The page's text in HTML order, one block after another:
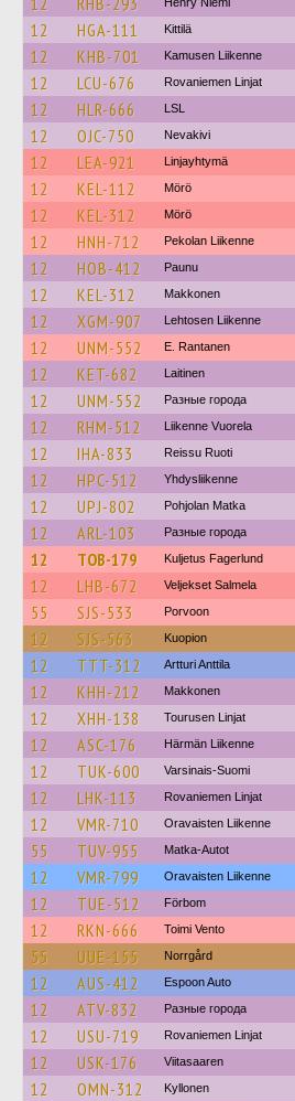
12 HGA-111 Kittilä
12 KHB-701 Kamusen Liikenne
12 LCU-676 Rovaniemen Linjat
12 HLR-666 LSL
12 OJC-750 Nevakivi
12 LEA-921 Linjayhtymä
12 KEL-112 Mörö
12 KEL-312 Mörö
12 HNH-712 Pekolan Liikenne
12 HOB-412 Paunu
12 KEL-312 Makkonen
12 XGM-907 Lehtosen Liikenne
12 UNM-552 E. Rantanen
12 KET-682 Laitinen
12 UNM-552 Разные города
12 RHM-512 Liikenne Vuorela
12 IHA-833 Reissu Ruoti
12 HPC-512 Yhdysliikenne
12 UPJ-802 Pohjolan Matka
12 ARL-103 Разные города
12 TOB-179 Kuljetus Fagerlund
12 LHB-672 Veljekset Salmela
55 SJS-533 Porvoon
12 SJS-563 Kuopion
12 TTT-312 Artturi Anttila
12 KHH-212 Makkonen
12 XHH-138 Tourusen Linjat
12 ASC-176 Härmän Liikenne
12 TUK-600 Varsinais-Suomi
12 LHK-113 Rovaniemen Linjat
12 VMR-710 Oravaisten Liikenne
55 TUV-955 Matka-Autot
12 VMR-799 Oravaisten Liikenne
12 TUE-512 Förbom
12 RKN-666 Toimi Vento
55 UUE-155 Norrgård
12 AUS-412 Espoon Auto
12 ATV-832 Разные города
12 USU-719 Rovaniemen Linjat
12 USK-176 Viitasaaren
12 OMN-312 Kyllonen